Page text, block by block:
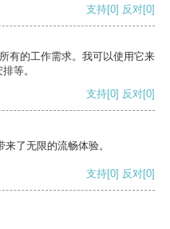
支持[0] 反对[0]
有的工作需求。我可以使用它来
等。
支持[0] 反对[0]
了无限的流畅体验。
支持[0] 反对[0]